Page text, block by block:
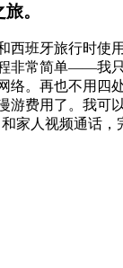
。
班牙旅行时使用
非常简单——我
络。再也不用四
游费用了。我可
和家人视频通话